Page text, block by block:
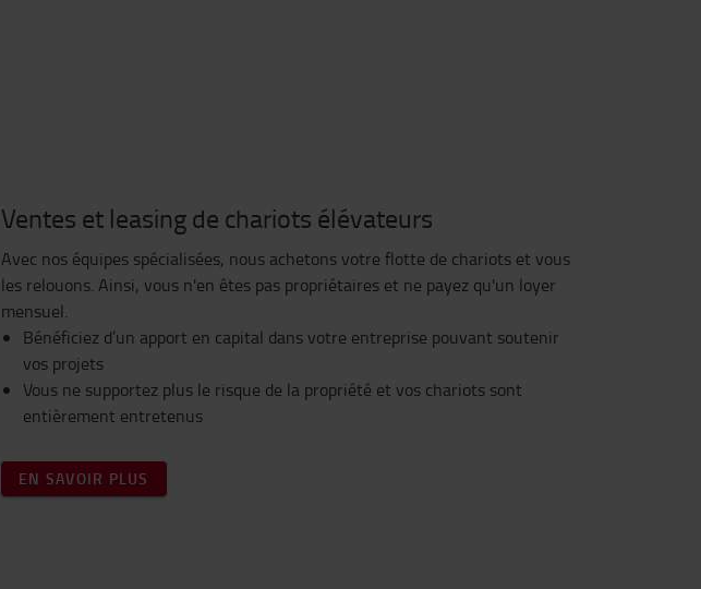
Ventes et leasing de chariots élévateurs
Avec nos équipes spécialisées, nous achetons votre flotte de chariots et vous
les relouons. Ainsi, vous n'en êtes pas propriétaires et ne payez qu'un loyer
mensuel.
Bénéficiez d’un apport en capital dans votre entreprise pouvant soutenir
vos projets
Vous ne supportez plus le risque de la propriété et vos chariots sont
entièrement entretenus
EN SAVOIR PLUS